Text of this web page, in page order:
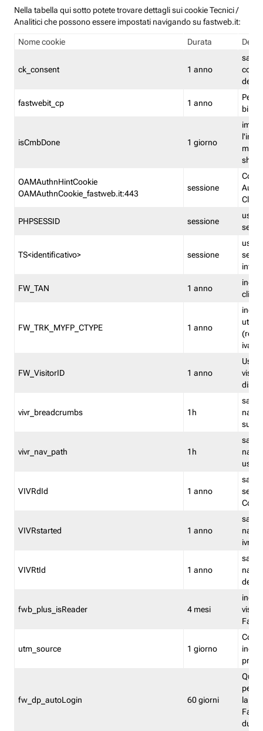
Nella tabella qui sotto potete trovare dettagli sui cookie Tecnici /
Analitici che possono essere impostati navigando su fastweb.it:
Nome cookie Durata
ck_consent 1 anno
salva
dei
fastwebit_cp 1 anno
isCmbDone 1 giorno
shp
OAMAuthnHintCookie
OAMAuthnCookie_fastweb.it:443
sessione
PHPSESSID sessione
TS<identificativo> sessione
FW_TAN 1 anno
FW_TRK_MYFP_CTYPE 1 anno
iva/
FW_VisitorID 1 anno
vivr_breadcrumbs 1h
salva
su
vivr_nav_path 1h
salva
VIVRdId 1 anno
salva
Convy
VIVRstarted 1 anno
salva
ivr
VIVRtId 1 anno
salva
del
fwb_plus_isReader 4 mesi
utm_source 1 giorno
fw_dp_autoLogin 60 giorni
la